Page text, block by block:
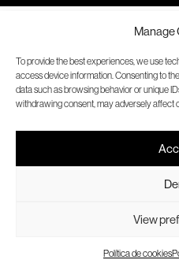
Manage
To provide the best experiences, we use
access device information. Consenting to
data such as browsing behavior or unique
withdrawing consent, may adversely affect
View
Política de cookies